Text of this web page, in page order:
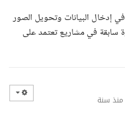
إدخال البيانات وتحويل الصور
سابقة في مشاريع تعتمد على
منذ سنة